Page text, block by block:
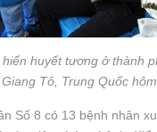
huyết tương ở thành
Tô, Trung Quốc hôm
Số 8 có 13 bệnh nhân